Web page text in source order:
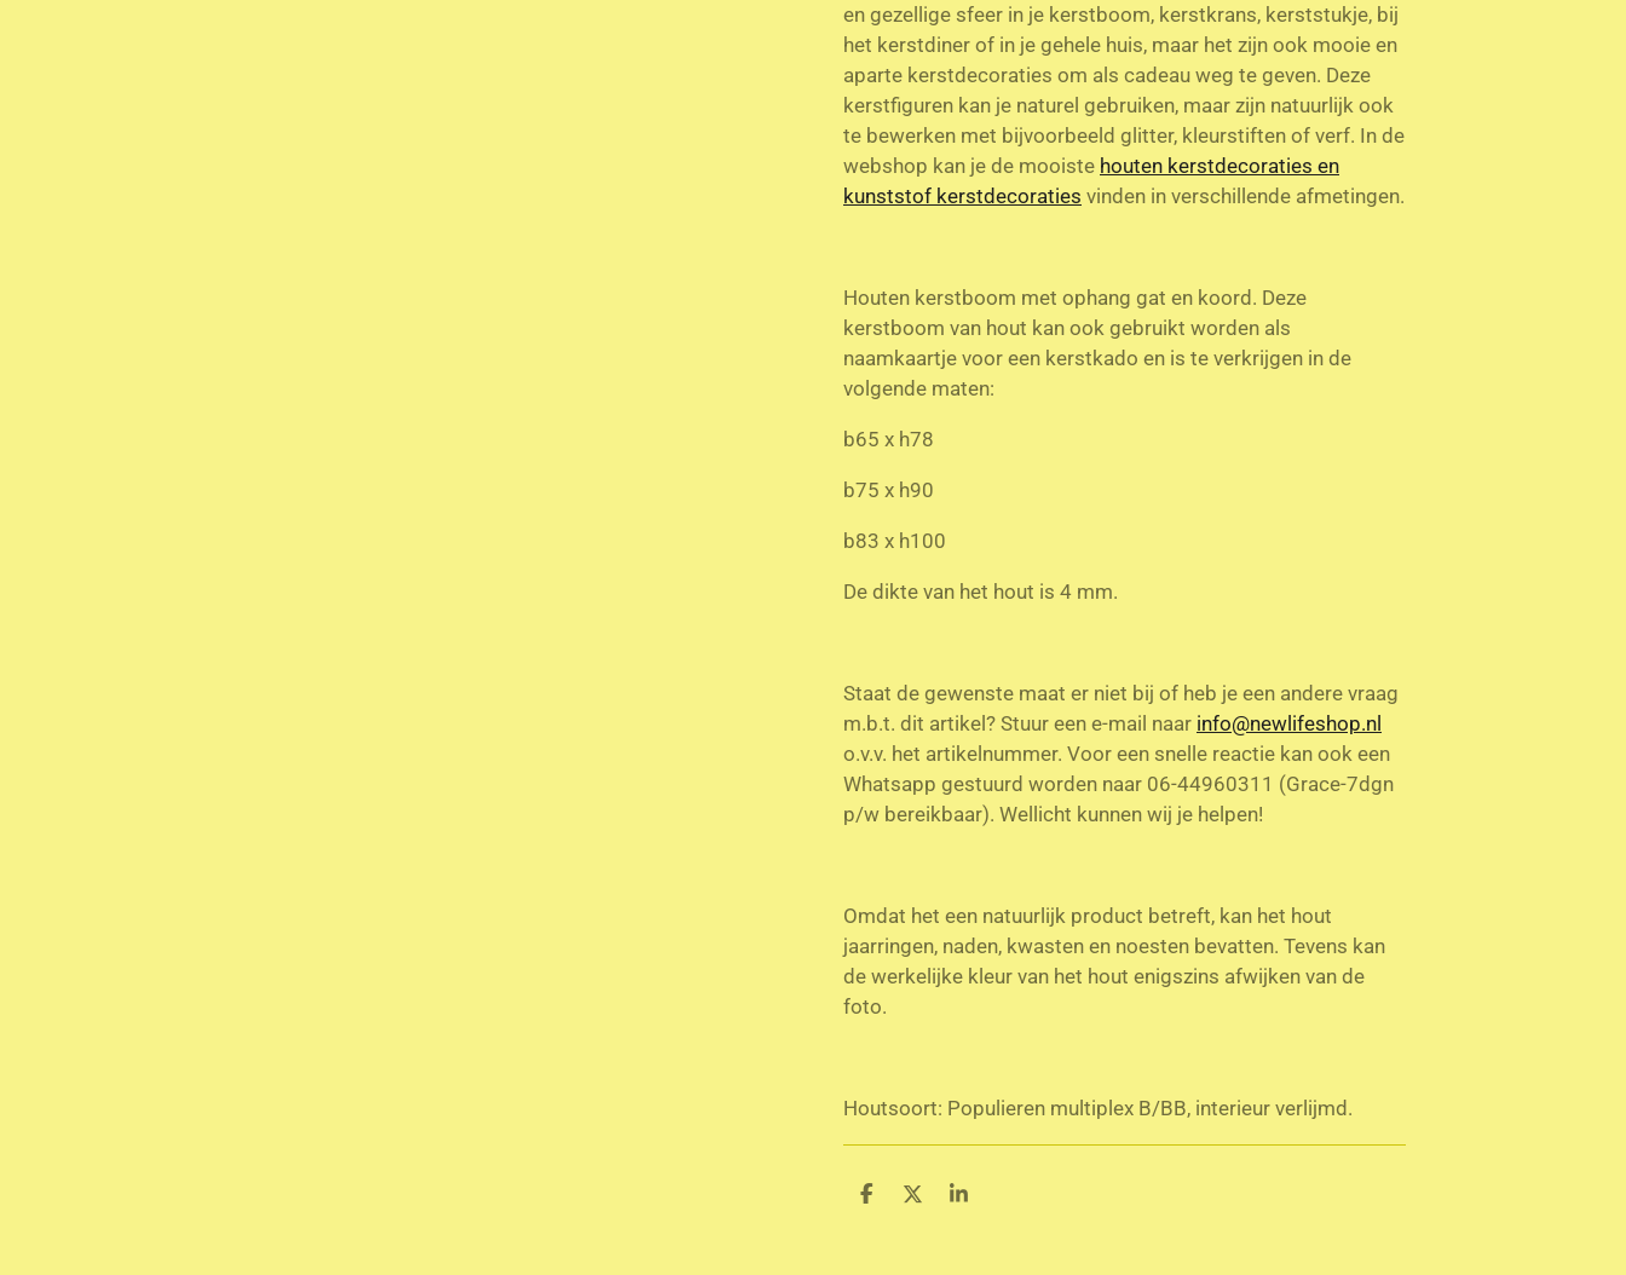
en gezellige sfeer in je kerstboom, kerstkrans, kerststukje, bij
het kerstdiner of in je gehele huis, maar het zijn ook mooie en
aparte kerstdecoraties om als cadeau weg te geven. Deze
kerstfiguren kan je naturel gebruiken, maar zijn natuurlijk ook
te bewerken met bijvoorbeeld glitter, kleurstiften of verf. In de
webshop kan je de mooiste houten kerstdecoraties en
kunststof kerstdecoraties vinden in verschillende afmetingen.
Houten kerstboom met ophang gat en koord. Deze
kerstboom van hout kan ook gebruikt worden als
naamkaartje voor een kerstkado en is te verkrijgen in de
volgende maten:
b65 x h78
b75 x h90
b83 x h100
De dikte van het hout is 4 mm.
Staat de gewenste maat er niet bij of heb je een andere vraag
m.b.t. dit artikel? Stuur een e-mail naar info@newlifeshop.nl
o.v.v. het artikelnummer. Voor een snelle reactie kan ook een
Whatsapp gestuurd worden naar 06-44960311 (Grace-7dgn
p/w bereikbaar). Wellicht kunnen wij je helpen!
Omdat het een natuurlijk product betreft, kan het hout
jaarringen, naden, kwasten en noesten bevatten. Tevens kan
de werkelijke kleur van het hout enigszins afwijken van de
foto.
Houtsoort: Populieren multiplex B/BB, interieur verlijmd.
D
D
S